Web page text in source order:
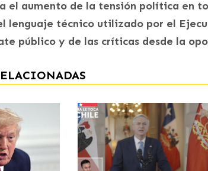
el aumento de la tensión política en
lenguaje técnico utilizado por el
público y de las críticas desde la